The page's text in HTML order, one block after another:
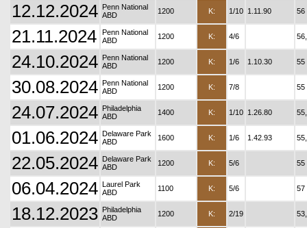
12.12.2024 Penn National
ABD
1200 K: 1/10 1.11.90 56
21.11.2024
Penn National
ABD
1200 K: 4/6
24.10.2024 Penn National
ABD
1200 K: 1/6 1.10.30 55
30.08.2024 Penn National
ABD
1200 K: 7/8 55
24.07.2024 Philadelphia
ABD
1400 K: 1/10 1.26.80
01.06.2024 Delaware Park
ABD
1600 K: 1/6 1.42.93
22.05.2024 Delaware Park
ABD
1200 K: 5/6 55
06.04.2024 Laurel Park
ABD
1100 K: 5/6 57
18.12.2023 Philadelphia
ABD
1200 K: 2/19